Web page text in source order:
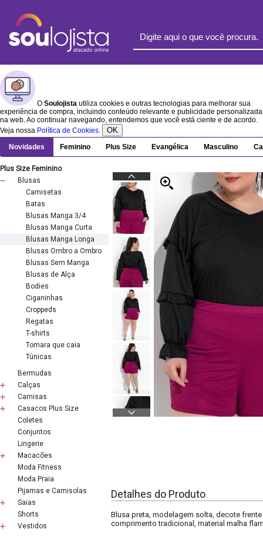
O Soulojista utiliza cookies e outras tecnologias para melhorar sua
experiência de compra, incluindo conteúdo relevante e publicidade personalizada
na web. Ao continuar navegando, entendemos que você está ciente e de acordo.
Veja nossa Política de Cookies. OK
Novidades Feminino Plus Size Evangélica Masculino
Plus Size Feminino
Blusas
Camisetas
Batas
Blusas Manga 3/4
Blusas Manga Curta
Blusas Manga Longa
Blusas Ombro a Ombro
Blusas Sem Manga
Blusas de Alça
Bodies
Ciganinhas
Croppeds
Regatas
T-shirts
Tomara que caia
Túnicas
Bermudas
Calças
Camisas
Casacos Plus Size
Coletes
Conjuntos
Lingerie
Macacões
Moda Fitness
Moda Praia
Pijamas e Camisolas
Saias
Shorts
Vestidos
Detalhes do Produto
Blusa preta, modelagem solta, decote
comprimento tradicional, material malha